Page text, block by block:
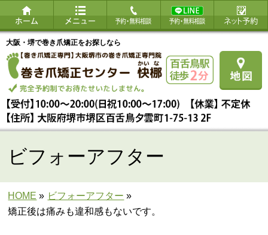
大阪・堺で巻き爪矯正をお探しなら
ビフォーアフター
HOME » ビフォーアフター »
矯正後は痛みも違和感もないです。